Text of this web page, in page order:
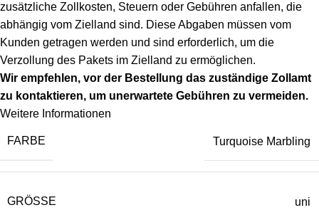
zusätzliche Zollkosten, Steuern oder Gebühren anfallen, die
abhängig vom Zielland sind. Diese Abgaben müssen vom
Kunden getragen werden und sind erforderlich, um die
Verzollung des Pakets im Zielland zu ermöglichen.
Wir empfehlen, vor der Bestellung das zuständige Zollamt
zu kontaktieren, um unerwartete Gebühren zu vermeiden.
Weitere Informationen
FARBE Turquoise Marbling
GRÖSSE uni